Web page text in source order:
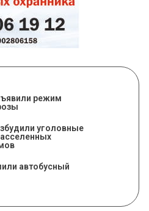
режим
уголовные
автобусный